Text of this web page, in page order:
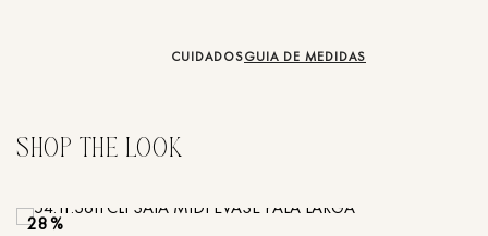
CUIDADOSGUIA DE MEDIDAS
28%